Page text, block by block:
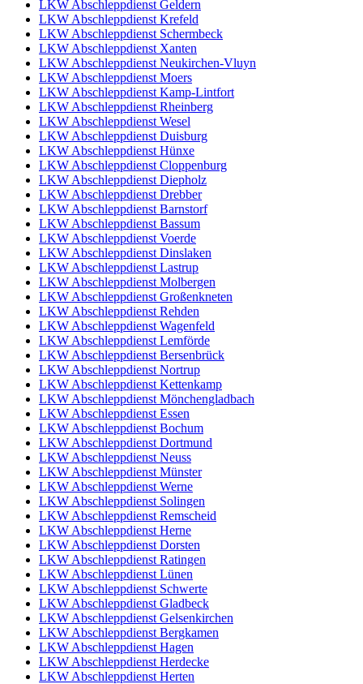
LKW Abschleppdienst Geldern
LKW Abschleppdienst Krefeld
LKW Abschleppdienst Schermbeck
LKW Abschleppdienst Xanten
LKW Abschleppdienst Neukirchen-Vluyn
LKW Abschleppdienst Moers
LKW Abschleppdienst Kamp-Lintfort
LKW Abschleppdienst Rheinberg
LKW Abschleppdienst Wesel
LKW Abschleppdienst Duisburg
LKW Abschleppdienst Hünxe
LKW Abschleppdienst Cloppenburg
LKW Abschleppdienst Diepholz
LKW Abschleppdienst Drebber
LKW Abschleppdienst Barnstorf
LKW Abschleppdienst Bassum
LKW Abschleppdienst Voerde
LKW Abschleppdienst Dinslaken
LKW Abschleppdienst Lastrup
LKW Abschleppdienst Molbergen
LKW Abschleppdienst Großenkneten
LKW Abschleppdienst Rehden
LKW Abschleppdienst Wagenfeld
LKW Abschleppdienst Lemförde
LKW Abschleppdienst Bersenbrück
LKW Abschleppdienst Nortrup
LKW Abschleppdienst Kettenkamp
LKW Abschleppdienst Mönchengladbach
LKW Abschleppdienst Essen
LKW Abschleppdienst Bochum
LKW Abschleppdienst Dortmund
LKW Abschleppdienst Neuss
LKW Abschleppdienst Münster
LKW Abschleppdienst Werne
LKW Abschleppdienst Solingen
LKW Abschleppdienst Remscheid
LKW Abschleppdienst Herne
LKW Abschleppdienst Dorsten
LKW Abschleppdienst Ratingen
LKW Abschleppdienst Lünen
LKW Abschleppdienst Schwerte
LKW Abschleppdienst Gladbeck
LKW Abschleppdienst Gelsenkirchen
LKW Abschleppdienst Bergkamen
LKW Abschleppdienst Hagen
LKW Abschleppdienst Herdecke
LKW Abschleppdienst Herten